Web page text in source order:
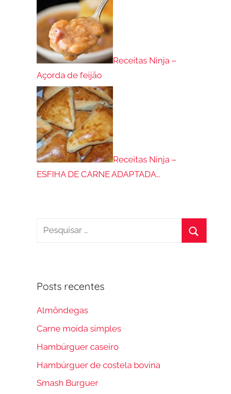
Receitas Ninja –
Açorda de feijão
Receitas Ninja –
ESFIHA DE CARNE ADAPTADA…
Pesquisar
Posts recentes
Almôndegas
Carne moída simples
Hambúrguer caseiro
Hambúrguer de costela bovina
Smash Burguer